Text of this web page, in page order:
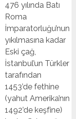
476 yılında Batı
Roma
İmparatorluğu’nun
yıkılmasına kadar
Eski çağ,
İstanbul’un Türkler
tarafından
1453’de fethine
(yahut Amerika’nın
1492’de keşfine)